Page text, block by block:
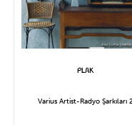
Varius Artist-Radyo Şarkıları